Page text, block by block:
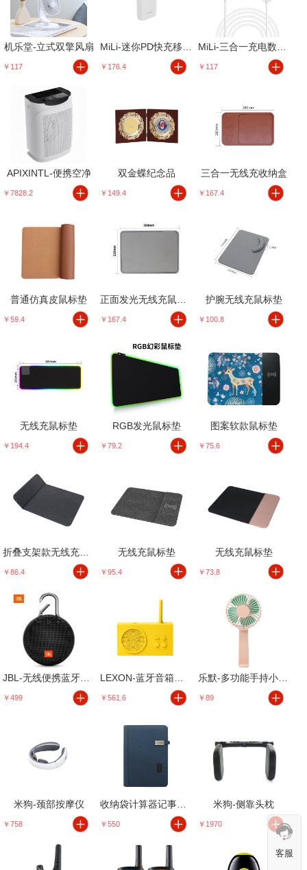
机乐堂-立式双擎风扇
￥117
MiLi-迷你PD快充移动电源
￥176.4
MiLi-三合一充电数据线
￥117
APIXINTL-便携空净
￥7828.2
双金蝶纪念品
￥149.4
三合一无线充收纳盒
￥167.4
普通仿真皮鼠标垫
￥59.4 ￥167.4
护腕无线充鼠标垫
￥100.8
无线充鼠标垫
￥194.4
RGB发光鼠标垫
￥79.2
图案软款鼠标垫
￥75.6
￥86.4
无线充鼠标垫
￥95.4
无线充鼠标垫
￥73.8
JBL-无线便携蓝牙音箱
￥499
LEXON-蓝牙音箱收音机
￥561.6
乐默-多功能手持小风扇
￥89
米狗-颈部按摩仪
￥758 ￥550
米狗-侧靠头枕
￥1970
客服